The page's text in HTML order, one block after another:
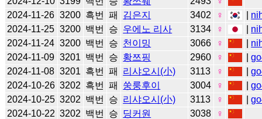
2024-11-26 3200 흑번 패 김은지 3402 ♀
2024-11-25 3200 백번 승 우에노 리사 3134 ♀
2024-11-24 3200 백번 승 천이밍 3066 ♀
2024-11-09 3201 백번 승 황쯔핑 2960 ♀ |
2024-11-08 3201 흑번 패 리샤오시(小) 3113 ♀ |
2024-10-26 3202 흑번 패 쑹룽후이 3004 ♀ |
2024-10-25 3202 백번 승 리샤오시(小) 3113 ♀ |
2024-10-22 3202 백번 승 딩커원 3038
♀